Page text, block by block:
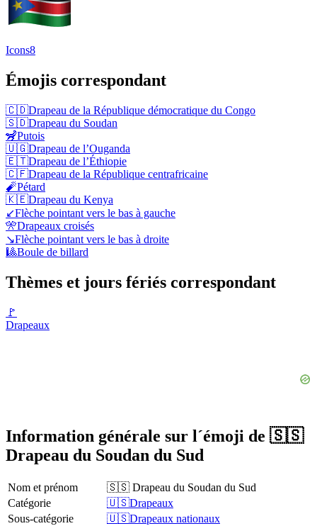
Icons8
Émojis correspondant
🇨🇩Drapeau de la République démocratique du Congo
🇸🇩Drapeau du Soudan
🦨Putois
🇺🇬Drapeau de l’Ouganda
🇪🇹Drapeau de l’Éthiopie
🇨🇫Drapeau de la République centrafricaine
🧨Pétard
🇰🇪Drapeau du Kenya
↙️Flèche pointant vers le bas à gauche
🎌Drapeaux croisés
↘️Flèche pointant vers le bas à droite
🎱Boule de billard
Thèmes et jours fériés correspondant
🚩
Drapeaux
Information générale sur l´émoji de 🇸🇸
Drapeau du Soudan du Sud
Nom et prénom
🇸🇸 Drapeau du Soudan du Sud
Catégorie
🇺🇸Drapeaux
Sous-catégorie
🇺🇸Drapeaux nationaux